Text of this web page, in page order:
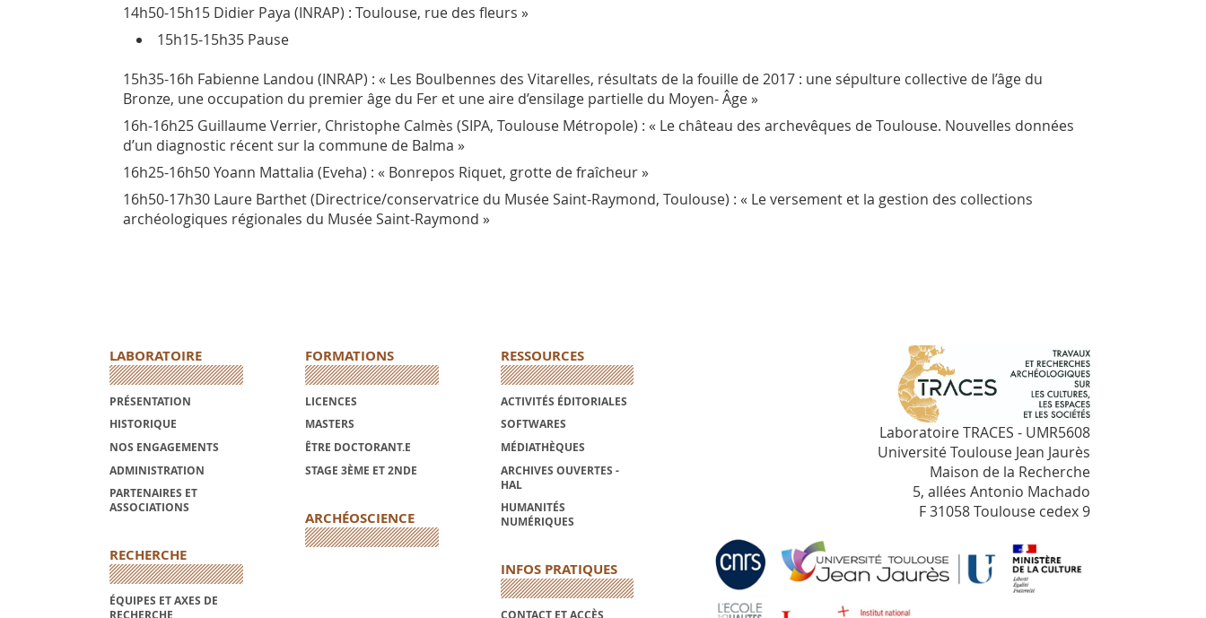
14h50-15h15 Didier Paya (INRAP) : Toulouse, rue des fleurs »
15h15-15h35 Pause
15h35-16h Fabienne Landou (INRAP) : « Les Boulbennes des Vitarelles, résultats de la fouille de 2017 : une sépulture collective de l’âge du
Bronze, une occupation du premier âge du Fer et une aire d’ensilage partielle du Moyen- Âge »
16h-16h25 Guillaume Verrier, Christophe Calmès (SIPA, Toulouse Métropole) : « Le château des archevêques de Toulouse. Nouvelles données
d’un diagnostic récent sur la commune de Balma »
16h25-16h50 Yoann Mattalia (Eveha) : « Bonrepos Riquet, grotte de fraîcheur »
16h50-17h30 Laure Barthet (Directrice/conservatrice du Musée Saint-Raymond, Toulouse) : « Le versement et la gestion des collections
archéologiques régionales du Musée Saint-Raymond »
LABORATOIRE
PRÉSENTATION
HISTORIQUE
NOS ENGAGEMENTS
ADMINISTRATION
PARTENAIRES ET
ASSOCIATIONS
RECHERCHE
ÉQUIPES ET AXES DE
RECHERCHE
FORMATIONS
LICENCES
MASTERS
ÊTRE DOCTORANT.E
STAGE 3ÈME ET 2NDE
ARCHÉOSCIENCE
RESSOURCES
ACTIVITÉS ÉDITORIALES
SOFTWARES
MÉDIATHÈQUES
ARCHIVES OUVERTES -
HAL
HUMANITÉS
NUMÉRIQUES
INFOS PRATIQUES
CONTACT ET ACCÈS
Laboratoire TRACES - UMR5608
Université Toulouse Jean Jaurès
Maison de la Recherche
5, allées Antonio Machado
F 31058 Toulouse cedex 9